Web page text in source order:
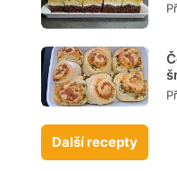
Další recepty